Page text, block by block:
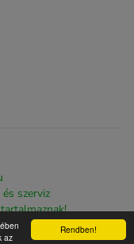
Rendben!
az
szerviz
created byThe Web